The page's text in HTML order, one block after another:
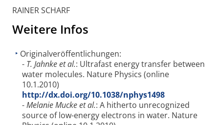
RAINER SCHARF
Weitere Infos
Originalveröffentlichungen:
- T. Jahnke et al.: Ultrafast energy transfer between
water molecules. Nature Physics (online
10.1.2010)
http://dx.doi.org/10.1038/nphys1498
-Melanie Mucke et al.: A hitherto unrecognized
source of low-energy electrons in water. Nature